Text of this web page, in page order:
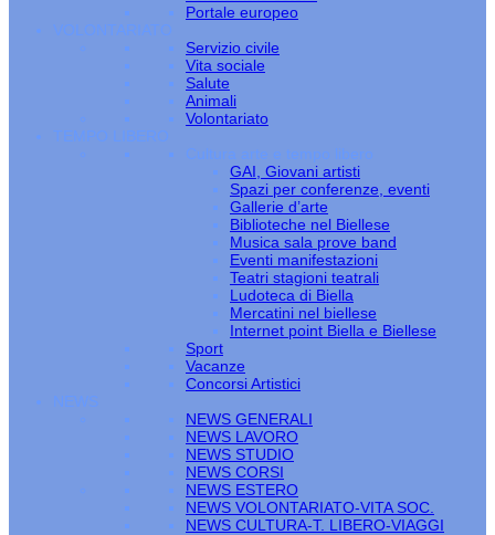
Portale europeo
VOLONTARIATO
Servizio civile
Vita sociale
Salute
Animali
Volontariato
TEMPO LIBERO
Cultura arte e tempo libero
GAI, Giovani artisti
Spazi per conferenze, eventi
Gallerie d’arte
Biblioteche nel Biellese
Musica sala prove band
Eventi manifestazioni
Teatri stagioni teatrali
Ludoteca di Biella
Mercatini nel biellese
Internet point Biella e Biellese
Sport
Vacanze
Concorsi Artistici
NEWS
NEWS GENERALI
NEWS LAVORO
NEWS STUDIO
NEWS CORSI
NEWS ESTERO
NEWS VOLONTARIATO-VITA SOC.
NEWS CULTURA-T. LIBERO-VIAGGI